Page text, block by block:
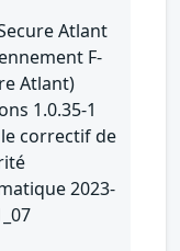
Atlant
F-
Atlant)
1.0.35-1
correctif de
2023-